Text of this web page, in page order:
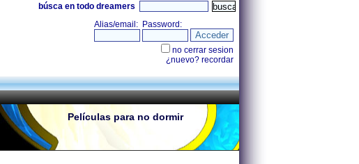
búsca en todo dreamers
Películas para no dormir